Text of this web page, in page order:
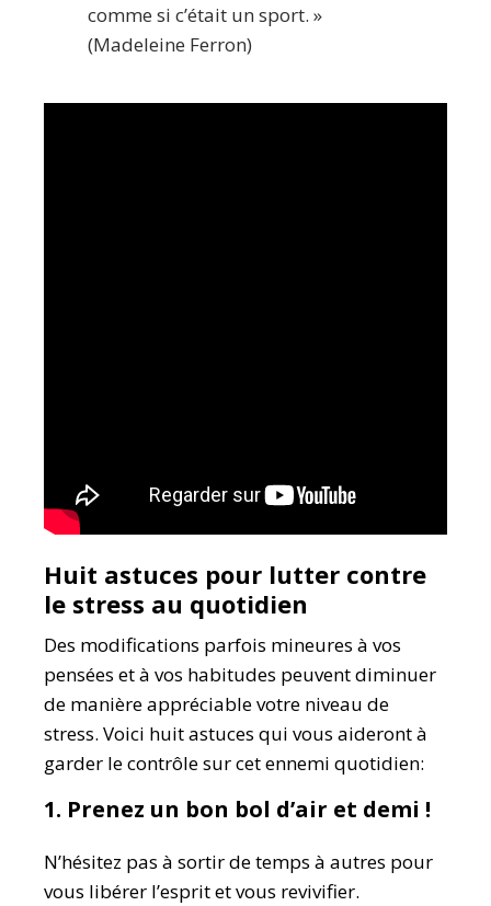
comme si c’était un sport. »
(Madeleine Ferron)
Huit astuces pour lutter contre
le stress au quotidien
Des modifications parfois mineures à vos
pensées et à vos habitudes peuvent diminuer
de manière appréciable votre niveau de
stress. Voici huit astuces qui vous aideront à
garder le contrôle sur cet ennemi quotidien:
1. Prenez un bon bol d’air et demi !
N’hésitez pas à sortir de temps à autres pour
vous libérer l’esprit et vous revivifier.